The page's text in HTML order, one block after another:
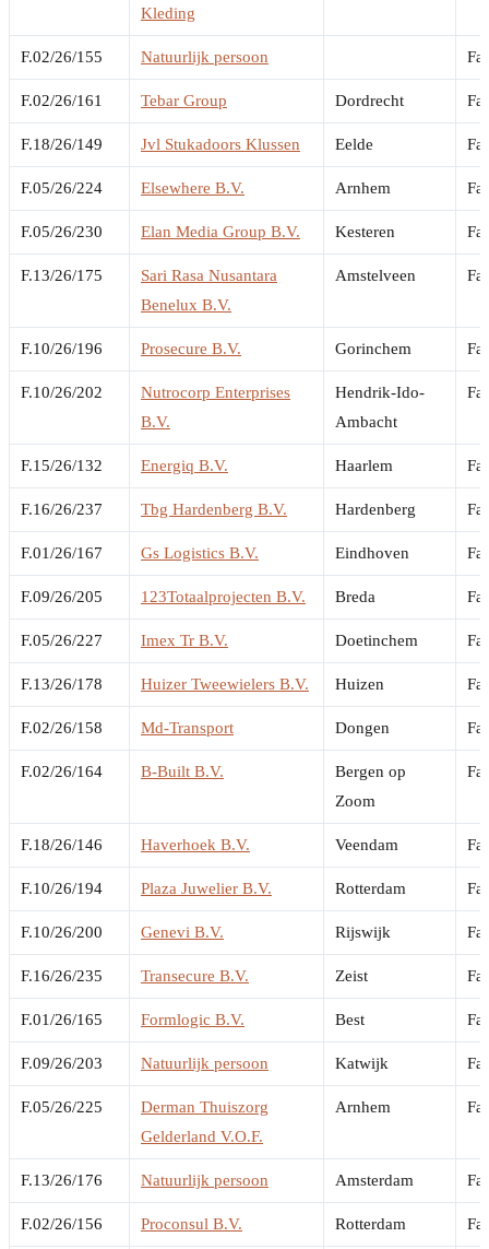
Kleding
F.02/26/155 Natuurlijk persoon
F.02/26/161 Tebar Group Dordrecht
F.18/26/149 Jvl Stukadoors Klussen Eelde
F.05/26/224 Elsewhere B.V. Arnhem
F.05/26/230 Elan Media Group B.V. Kesteren
F.13/26/175
Sari Rasa Nusantara
Benelux B.V.
Amstelveen
F.10/26/196 Prosecure B.V. Gorinchem
F.10/26/202
Nutrocorp Enterprises
B.V.
Hendrik-Ido-
Ambacht
F.15/26/132 Energiq B.V. Haarlem
F.16/26/237 Tbg Hardenberg B.V. Hardenberg
F.01/26/167 Gs Logistics B.V. Eindhoven
F.09/26/205 123Totaalprojecten B.V. Breda
F.05/26/227 Imex Tr B.V. Doetinchem
F.13/26/178 Huizer Tweewielers B.V. Huizen
F.02/26/158 Md-Transport Dongen
F.02/26/164 B-Built B.V.
Bergen op
Zoom
F.18/26/146 Haverhoek B.V. Veendam
F.10/26/194 Plaza Juwelier B.V. Rotterdam
F.10/26/200 Genevi B.V. Rijswijk
F.16/26/235 Transecure B.V. Zeist
F.01/26/165 Formlogic B.V. Best
F.09/26/203 Natuurlijk persoon Katwijk
F.05/26/225
Derman Thuiszorg
Gelderland V.O.F.
Arnhem
F.13/26/176 Natuurlijk persoon Amsterdam
F.02/26/156 Proconsul B.V. Rotterdam